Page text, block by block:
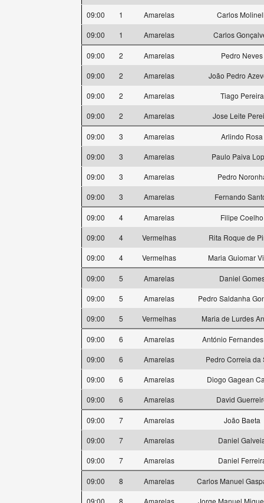
09:00
1 Amarelas
Carlos
09:00
1 Amarelas Carlos
09:00 2 Amarelas
Pedro Neves
09:00
2 Amarelas
João Pedro
09:00
2 Amarelas
Tiago Pereira
09:00
2 Amarelas Jose Leite
09:00 3 Amarelas
Arlindo Rosa
09:00
3 Amarelas
Paulo Paiva
09:00
3 Amarelas
Pedro
09:00
3 Amarelas Fernando
09:00 4 Amarelas
Filipe Coelho
09:00
4 Vermelhas
Rita Roque de
09:00
4 Vermelhas Maria Guiomar
09:00 5 Amarelas
Daniel
09:00
5 Amarelas
Pedro Saldanha
09:00
5 Vermelhas Maria de Lurdes
09:00 6 Amarelas
António
09:00
6 Amarelas
Pedro Correia da
09:00
6 Amarelas
Diogo Gagean
09:00
6 Amarelas David
09:00 7 Amarelas
João Baeta
09:00
7 Amarelas
Daniel
09:00
7 Amarelas Daniel
09:00 8 Amarelas
Carlos Manuel
09:00
8 Amarelas Jorge Manuel